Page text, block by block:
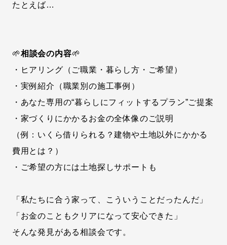
たとえば…
🌱相談会の内容🌱
・ヒアリング（ご職業・暮らし方・ご希望）
・実例紹介（職業別の施工事例）
・あなた専用の“暮らしにフィットするプラン”ご提案
・家づくりにかかるお金の全体像のご説明
（例：いくら借りられる？建物や土地以外にかかる
費用とは？）
・ご希望の方には土地探しサポートも
「私たちに合う家って、こういうことだったんだ」
「お金のこともクリアになって安心できた」
そんな発見がある相談会です。